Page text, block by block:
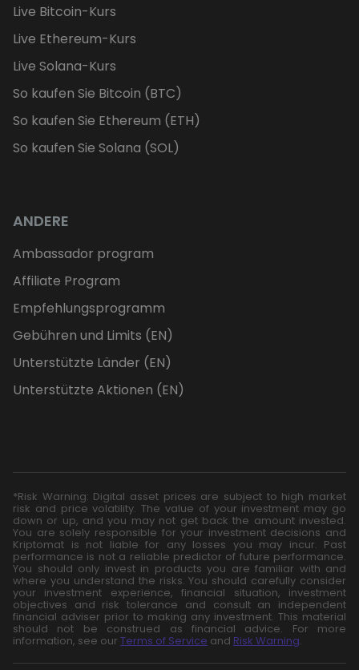
Live Bitcoin-Kurs
Live Ethereum-Kurs
Live Solana-Kurs
So kaufen Sie Bitcoin (BTC)
So kaufen Sie Ethereum (ETH)
So kaufen Sie Solana (SOL)
ANDERE
Ambassador program
Affiliate Program
Empfehlungsprogramm
Gebühren und Limits (EN)
Unterstützte Länder (EN)
Unterstützte Aktionen (EN)
*Risk Warning: Digital asset prices are subject to high market
risk and price volatility. The value of your investment may go
down or up, and you may not get back the amount invested.
You are solely responsible for your investment decisions and
Kriptomat is not liable for any losses you may incur. Past
performance is not a reliable predictor of future performance.
You should only invest in products you are familiar with and
where you understand the risks. You should carefully consider
your investment experience, financial situation, investment
objectives and risk tolerance and consult an independent
financial adviser prior to making any investment. This material
should not be construed as financial advice. For more
information, see our Terms of Service and Risk Warning.